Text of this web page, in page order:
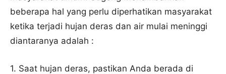
beberapa hal yang perlu diperhatikan masyarakat
ketika terjadi hujan deras dan air mulai meninggi
diantaranya adalah :
1. Saat hujan deras, pastikan Anda berada di